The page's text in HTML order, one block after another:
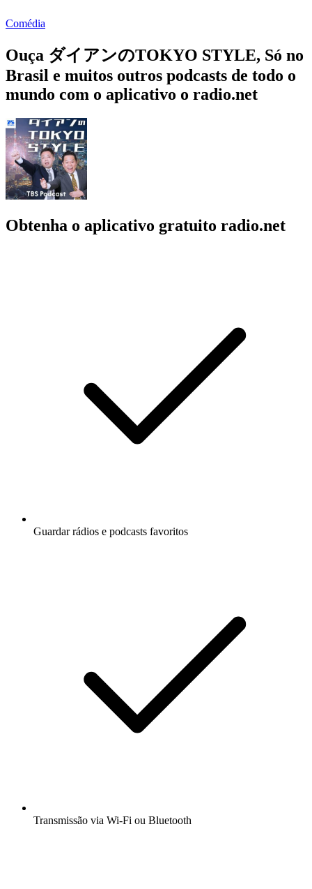
Comédia
Ouça ダイアンのTOKYO STYLE, Só no
Brasil e muitos outros podcasts de todo o
mundo com o aplicativo o radio.net
Obtenha o aplicativo gratuito radio.net
Guardar rádios e podcasts favoritos
Transmissão via Wi-Fi ou Bluetooth